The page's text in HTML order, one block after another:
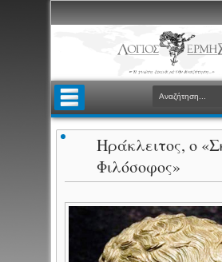
Ηράκλειτος, ο
Φιλόσοφος»